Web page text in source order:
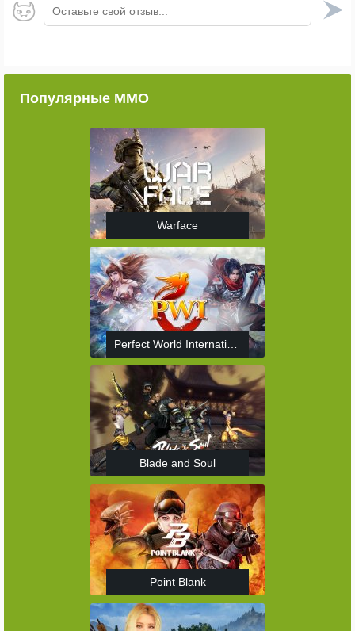
Оставьте свой отзыв...
Популярные ММО
Warface
Perfect World International
Blade and Soul
Point Blank